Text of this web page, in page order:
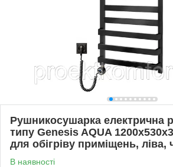
Рушникосушарка електрична
типу Genesis AQUA
для обігріву приміщень, ліва,
В наявності